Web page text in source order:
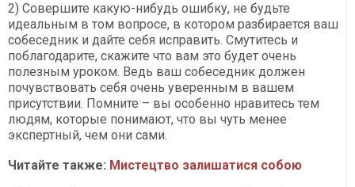
2) Совершите какую-нибудь ошибку, не будьте
идеальным в том вопросе, в котором разбирается ваш
собеседник и дайте себя исправить. Смутитесь и
поблагодарите, скажите что вам это будет очень
полезным уроком. Ведь ваш собеседник должен
почувствовать себя очень уверенным в вашем
присутствии. Помните – вы особенно нравитесь тем
людям, которые понимают, что вы чуть менее
экспертный, чем они сами.
Читайте также: Мистецтво залишатися собою